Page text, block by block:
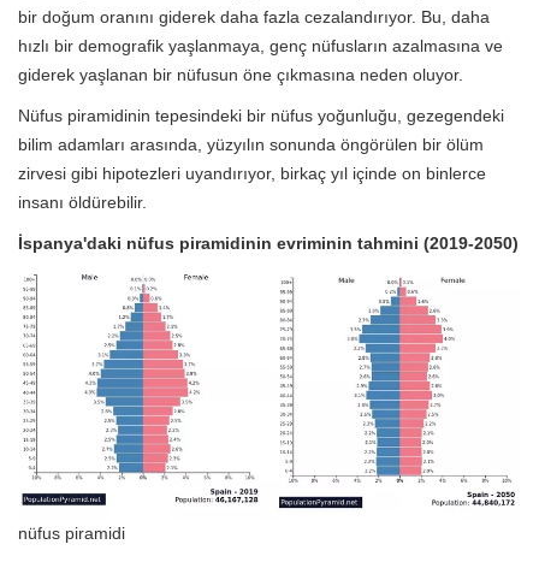
bir doğum oranını giderek daha fazla cezalandırıyor. Bu, daha
hızlı bir demografik yaşlanmaya, genç nüfusların azalmasına ve
giderek yaşlanan bir nüfusun öne çıkmasına neden oluyor.
Nüfus piramidinin tepesindeki bir nüfus yoğunluğu, gezegendeki
bilim adamları arasında, yüzyılın sonunda öngörülen bir ölüm
zirvesi gibi hipotezleri uyandırıyor, birkaç yıl içinde on binlerce
insanı öldürebilir.
İspanya'daki nüfus piramidinin evriminin tahmini (2019-2050)
nüfus piramidi